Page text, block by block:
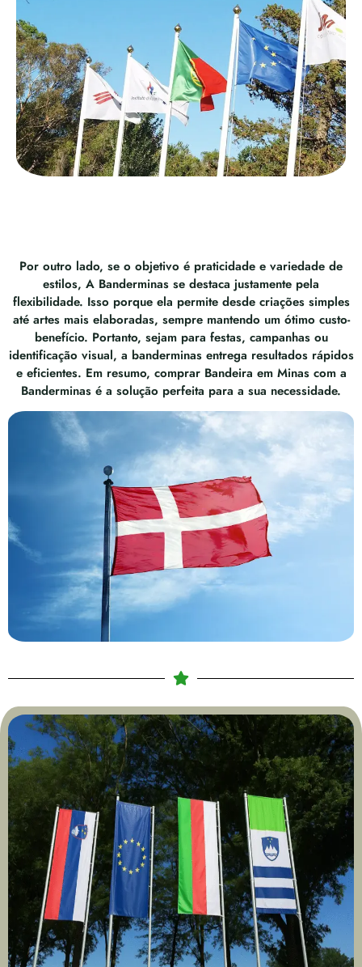
Por outro lado, se o objetivo é praticidade e variedade de
estilos, A Banderminas se destaca justamente pela
flexibilidade. Isso porque ela permite desde criações simples
até artes mais elaboradas, sempre mantendo um ótimo custo-
benefício. Portanto, sejam para festas, campanhas ou
identificação visual, a banderminas entrega resultados rápidos
e eficientes. Em resumo, comprar Bandeira em Minas com a
Banderminas é a solução perfeita para a sua necessidade.